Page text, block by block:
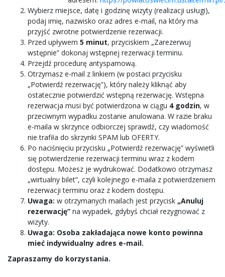
Wybierz miejsce, datę i godzinę wizyty (realizacji usługi),
podaj imię, nazwisko oraz adres e-mail, na który ma
przyjść zwrotne potwierdzenie rezerwacji.
Przed upływem 5 minut, przyciskiem „Zarezerwuj
wstępnie” dokonaj wstępnej rezerwacji terminu.
Przejdź procedurę antyspamową.
Otrzymasz e-mail z linkiem (w postaci przycisku
„Potwierdź rezerwację”), który należy kliknąć aby
ostatecznie potwierdzić wstępną rezerwację. Wstępna
rezerwacja musi być potwierdzona w ciągu 4 godzin, w
przeciwnym wypadku zostanie anulowana. W razie braku
e-maila w skrzynce odbiorczej sprawdź, czy wiadomość
nie trafiła do skrzynki SPAM lub OFERTY.
Po naciśnięciu przycisku „Potwierdź rezerwację” wyświetli
się potwierdzenie rezerwacji terminu wraz z kodem
dostępu. Możesz je wydrukować. Dodatkowo otrzymasz
„wirtualny bilet”, czyli kolejnego e-maila z potwierdzeniem
rezerwacji terminu oraz z kodem dostępu.
Uwaga: w otrzymanych mailach jest przycisk „Anuluj
rezerwację” na wypadek, gdybyś chciał rezygnować z
wizyty.
Uwaga: Osoba zakładająca nowe konto powinna
mieć indywidualny adres e-mail.
Zapraszamy do korzystania.